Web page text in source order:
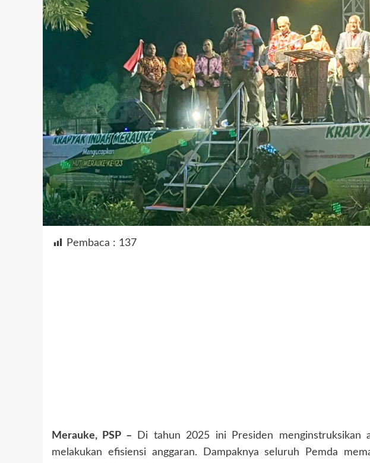
Pembaca : 137
Merauke, PSP – Di tahun 2025 ini Presiden menginstruksikan
melakukan efisiensi anggaran. Dampaknya seluruh Pemda